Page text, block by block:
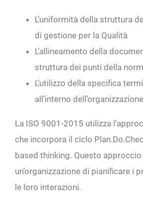
L’uniformità della struttura
di gestione per la Qualità
L’allineamento della
struttura dei punti della
L’utilizzo della specifica
all’interno dell’organizzazione
La ISO 9001-2015 utilizza
che incorpora il ciclo
based thinking. Questo
un’organizzazione di pianificare i
le loro interazioni.